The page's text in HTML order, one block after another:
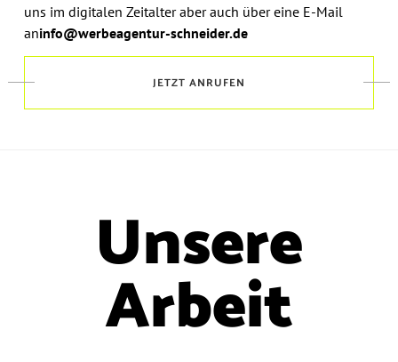
uns im digitalen Zeitalter aber auch über eine E-Mail
aninfo@werbeagentur-schneider.de
JETZT ANRUFEN
Unsere
Arbeit